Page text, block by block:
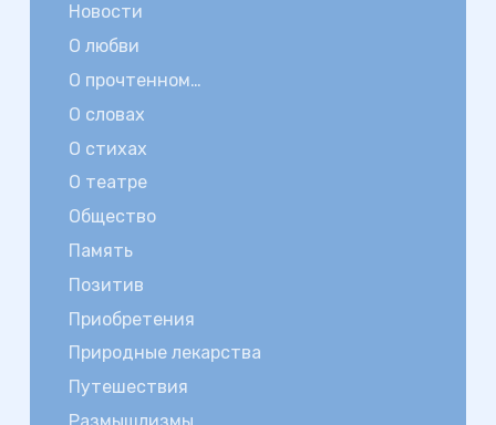
Новости
О любви
О прочтенном…
О словах
О стихах
О театре
Общество
Память
Позитив
Приобретения
Природные лекарства
Путешествия